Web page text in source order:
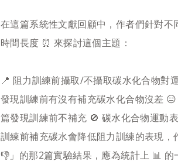
在這篇系統性文獻回顧中，作者們針對
時間長度 ⏰ 來探討這個主題：​​
📍 阻力訓練前攝取/不攝取碳水化合物對
發現訓練前有沒有補充碳水化合物沒差
篇發現訓練前不補充 🚫 碳水化合物運動
訓練前補充碳水會降低阻力訓練的表現
👎」的那2篇實驗結果，應為統計上 📊 的